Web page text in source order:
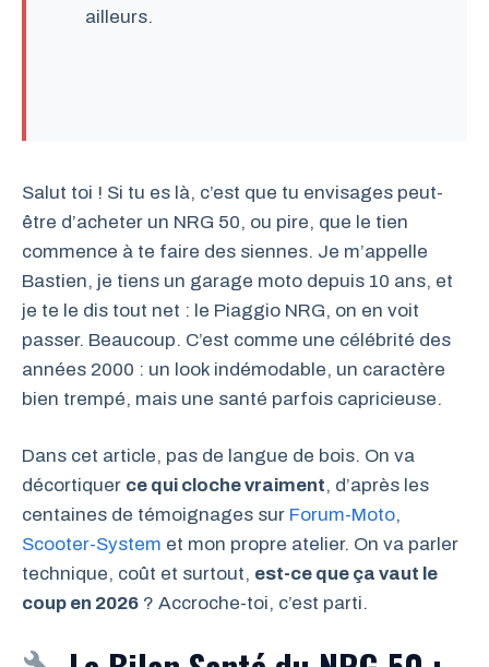
ailleurs.
Salut toi ! Si tu es là, c’est que tu envisages peut-
être d’acheter un NRG 50, ou pire, que le tien
commence à te faire des siennes. Je m’appelle
Bastien, je tiens un garage moto depuis 10 ans, et
je te le dis tout net : le Piaggio NRG, on en voit
passer. Beaucoup. C’est comme une célébrité des
années 2000 : un look indémodable, un caractère
bien trempé, mais une santé parfois capricieuse.
Dans cet article, pas de langue de bois. On va
décortiquer ce qui cloche vraiment, d’après les
centaines de témoignages sur Forum-Moto,
Scooter-System et mon propre atelier. On va parler
technique, coût et surtout, est-ce que ça vaut le
coup en 2026 ? Accroche-toi, c’est parti.